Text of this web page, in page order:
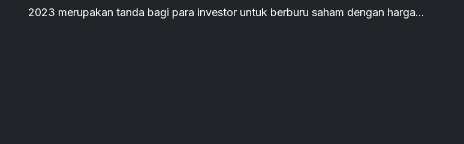
2023 merupakan tanda bagi para investor untuk berburu saham dengan harga